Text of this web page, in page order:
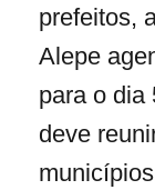
prefeitos,
Alepe
para o dia
deve